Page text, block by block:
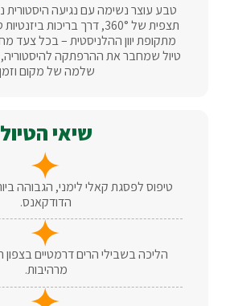
טבע עוצר נשימה עם נגיעה היסטורית
תצפית של 360°, דרך בריכות
מתקופת יוון ההלניסטית – בכל צעד
טיול שמחבר את ההרפתקה להיסטוריה,
שלמה של מקום
שיאי הטיול
טיפוס לפסגת קאלי לימני, הגבוהה
הדודקאנס.
הליכה בשבילי הרים דרמטיים בצפון
מרהיבות.